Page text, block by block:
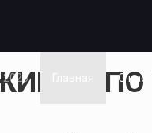
2026 Главная О нас
ПО